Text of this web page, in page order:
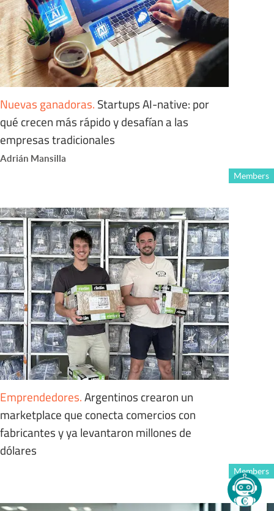
Nuevas ganadoras. Startups AI-native: por
qué crecen más rápido y desafían a las
empresas tradicionales
Adrián Mansilla
Members
Emprendedores.Argentinos crearon un
marketplace que conecta comercios con
fabricantes y ya levantaron millones de
dólares
Members